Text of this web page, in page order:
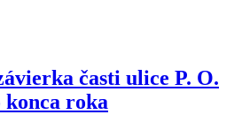
časti ulice P. O.
konca roka